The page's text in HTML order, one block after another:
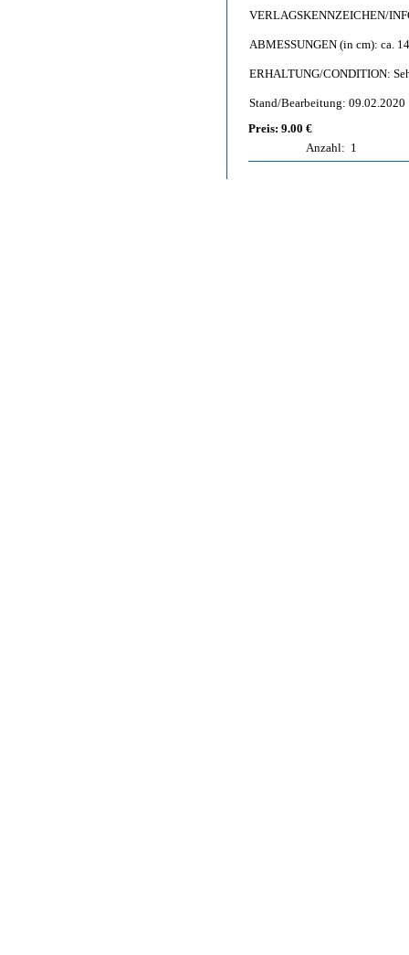
VERLAGSKENNZEICHEN/
ABMESSUNGEN (in cm): ca.
ERHALTUNG/CONDITION:
Stand/Bearbeitung: 09.02.2020
Preis: 9.00 €
Anzahl: 1